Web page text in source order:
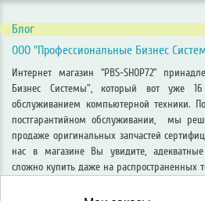
Блог
ООО "Профессиональные Бизнес
Интернет магазин “PBS-SHOP72”
Бизнес Системы", который вот уже 16
обслуживанием компьютерной техники.
постгарантийном обслуживании, мы
продаже оригинальных запчастей
нас в магазине Вы увидите,
сложно купить даже на распространенных